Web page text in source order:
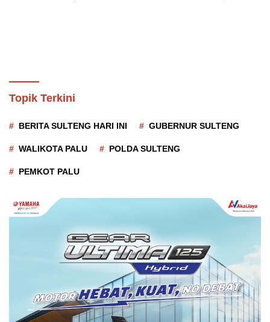
Topik Terkini
BERITA SULTENG HARI INI GUBERNUR SULTENG
WALIKOTA PALU POLDA SULTENG
PEMKOT PALU